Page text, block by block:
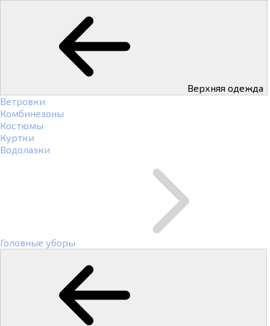
Верхняя одежда
Ветровки
Комбинезоны
Костюмы
Куртки
Водолазки
Головные уборы